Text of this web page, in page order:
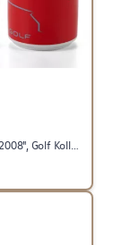
Rot/Hellgrau, "2008", Golf Kollektion